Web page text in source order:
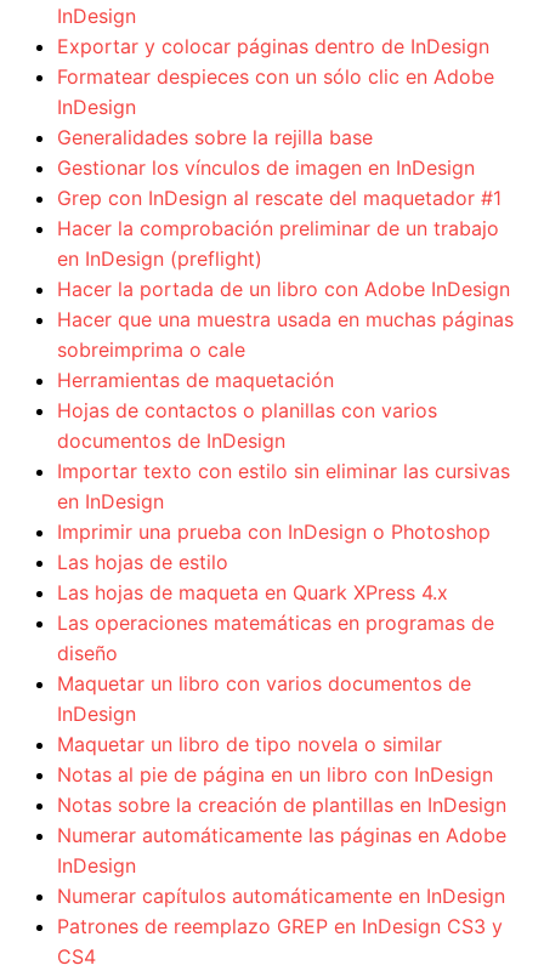
InDesign
Exportar y colocar páginas dentro de InDesign
Formatear despieces con un sólo clic en Adobe
InDesign
Generalidades sobre la rejilla base
Gestionar los vínculos de imagen en InDesign
Grep con InDesign al rescate del maquetador #1
Hacer la comprobación preliminar de un trabajo
en InDesign (preflight)
Hacer la portada de un libro con Adobe InDesign
Hacer que una muestra usada en muchas páginas
sobreimprima o cale
Herramientas de maquetación
Hojas de contactos o planillas con varios
documentos de InDesign
Importar texto con estilo sin eliminar las cursivas
en InDesign
Imprimir una prueba con InDesign o Photoshop
Las hojas de estilo
Las hojas de maqueta en Quark XPress 4.x
Las operaciones matemáticas en programas de
diseño
Maquetar un libro con varios documentos de
InDesign
Maquetar un libro de tipo novela o similar
Notas al pie de página en un libro con InDesign
Notas sobre la creación de plantillas en InDesign
Numerar automáticamente las páginas en Adobe
InDesign
Numerar capítulos automáticamente en InDesign
Patrones de reemplazo GREP en InDesign CS3 y
CS4